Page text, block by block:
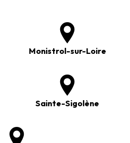
Monistrol-sur-Loire
Sainte-Sigolène